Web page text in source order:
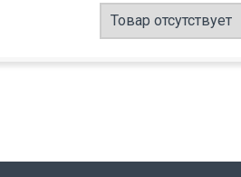
Товар отсутствует